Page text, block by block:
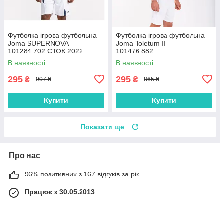
Футболка ігрова футбольна
Joma SUPERNOVA —
101284.702 СТОК 2022
В наявності
295 ₴ 907 ₴
Купити
Футболка ігрова футбольна
Joma Toletum II —
101476.882
В наявності
295 ₴ 865 ₴
Купити
Показати ще
Про нас
96% позитивних з 167 відгуків за рік
Працює з 30.05.2013